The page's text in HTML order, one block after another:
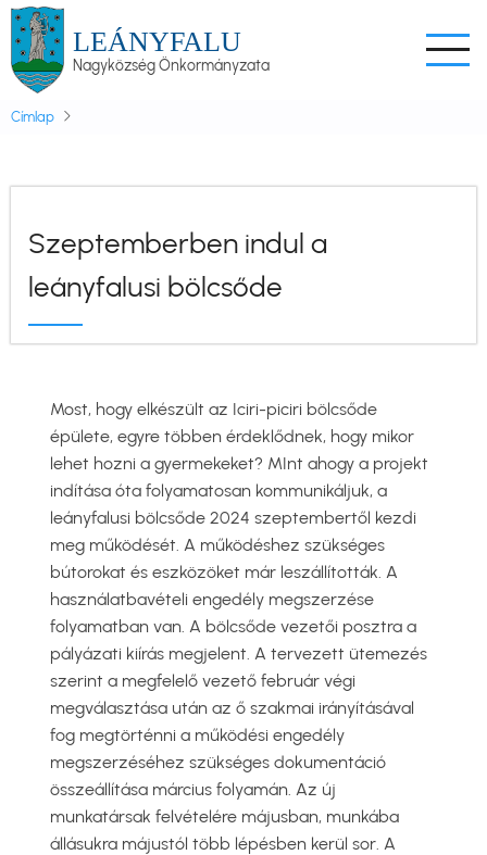
Ugrás
tartalomra
LEÁNYFALU
Nagyközség Önkormányzata
Címlap
Szeptemberben indul a
leányfalusi bölcsőde
Most, hogy elkészült az Iciri-piciri bölcsőde
épülete, egyre többen érdeklődnek, hogy mikor
lehet hozni a gyermekeket? MInt ahogy a projekt
indítása óta folyamatosan kommunikáljuk, a
leányfalusi bölcsőde 2024 szeptembertől kezdi
meg működését. A működéshez szükséges
bútorokat és eszközöket már leszállították. A
használatbavételi engedély megszerzése
folyamatban van. A bölcsőde vezetői posztra a
pályázati kiírás megjelent. A tervezett ütemezés
szerint a megfelelő vezető február végi
megválasztása után az ő szakmai irányításával
fog megtörténni a működési engedély
megszerzéséhez szükséges dokumentáció
összeállítása március folyamán. Az új
munkatársak felvételére májusban, munkába
állásukra májustól több lépésben kerül sor. A